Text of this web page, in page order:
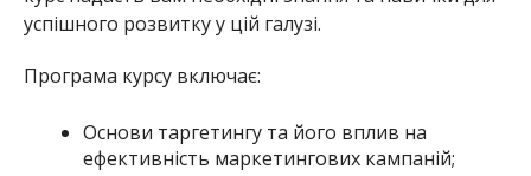
успішного розвитку у цій галузі.
Програма курсу включає:
Основи таргетингу та його вплив на
ефективність маркетингових кампаній;